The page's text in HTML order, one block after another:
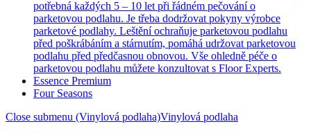
potřebná každých 5 – 10 let při řádném pečování o
parketovou podlahu. Je třeba dodržovat pokyny výrobce
parketové podlahy. Leštění ochraňuje parketovou podlahu
před poškrábáním a stárnutím, pomáhá udržovat parketovou
podlahu před předčasnou obnovou. Vše ohledně péče o
parketovou podlahu můžete konzultovat s Floor Experts.
Essence Premium
Four Seasons
Close submenu (Vinylová podlaha)Vinylová podlaha